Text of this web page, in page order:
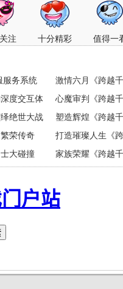
注 十分精彩 值得一
服务系统
激情六月《跨越
度交互体
心魔审判《跨越
绝世大战
塑造辉煌《跨越
荣传奇
打造璀璨人生《
大碰撞
家族荣耀《跨越